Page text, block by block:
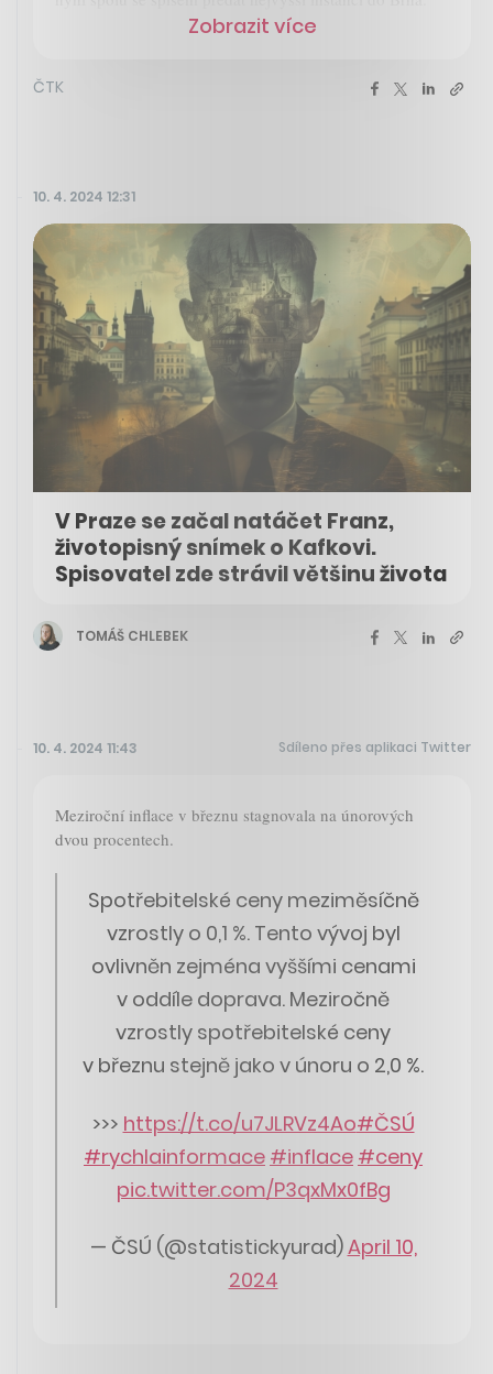
Zobrazit více
ČTK
10. 4. 2024 12:31
V Praze se začal natáčet Franz,
životopisný snímek o Kafkovi.
Spisovatel zde strávil většinu života
TOMÁŠ CHLEBEK
10. 4. 2024 11:43 Sdíleno přes aplikaci Twitter
Meziroční inflace v březnu stagnovala na únorových
dvou procentech.
Spotřebitelské ceny meziměsíčně
vzrostly o 0,1 %. Tento vývoj byl
ovlivněn zejména vyššími cenami
v oddíle doprava. Meziročně
vzrostly spotřebitelské ceny
v březnu stejně jako v únoru o 2,0 %.
>>> https://t.co/u7JLRVz4Ao#ČSÚ
#rychlainformace #inflace #ceny
pic.twitter.com/P3qxMx0fBg
— ČSÚ (@statistickyurad)April 10,
2024